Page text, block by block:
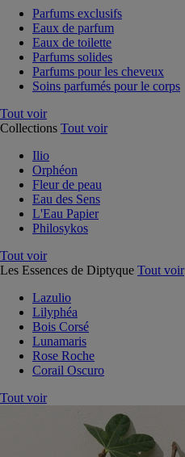
Parfums exclusifs
Eaux de parfum
Eaux de toilette
Parfums solides
Parfums pour les cheveux
Soins parfumés pour le corps
Tout voir
Collections Tout voir
Ilio
Orphéon
Fleur de peau
Eau des Sens
L'Eau Papier
Philosykos
Tout voir
Les Essences de Diptyque Tout voir
Lazulio
Lilyphéa
Bois Corsé
Lunamaris
Rose Roche
Corail Oscuro
Tout voir